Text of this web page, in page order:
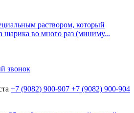
раствором, который
шарика во много раз (миниму...
звонок
+7 (9082) 900-907 +7 (9082) 900-904